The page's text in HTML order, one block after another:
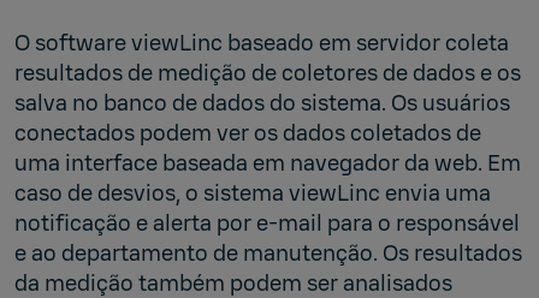
O software viewLinc baseado em servidor coleta
resultados de medição de coletores de dados e os
salva no banco de dados do sistema. Os usuários
conectados podem ver os dados coletados de
uma interface baseada em navegador da web. Em
caso de desvios, o sistema viewLinc envia uma
notificação e alerta por e-mail para o responsável
e ao departamento de manutenção. Os resultados
da medição também podem ser analisados